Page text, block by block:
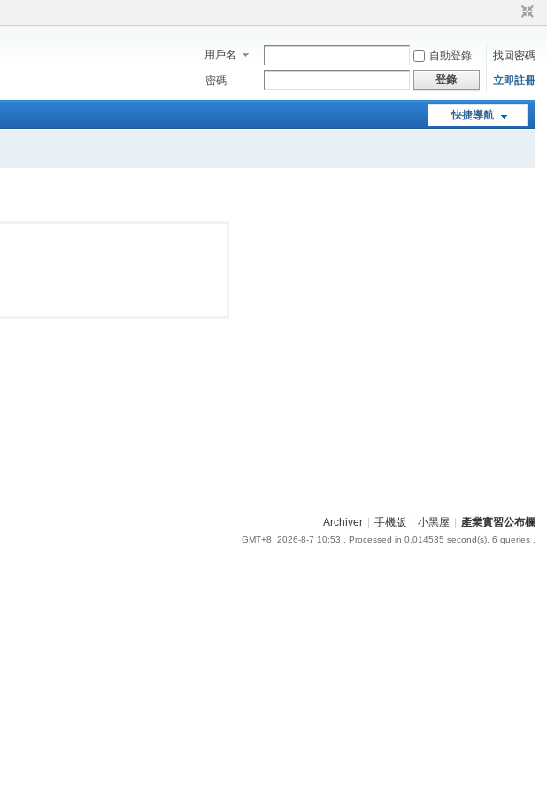
用戶名 自動登錄
找回密碼
密碼
登錄 立即註冊
快捷導航
Archiver 手機版 小黑屋 產業實習公布欄
GMT+8, 2026-8-7 10:53 , Processed in 0.014535 second(s), 6 queries .